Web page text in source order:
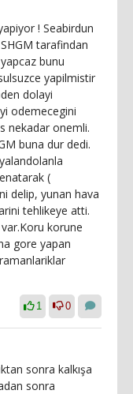
! Seabirdun
tarafindan
bunu
yapilmistir
dolayi
odemecegini
nekadar onemli.
buna dur dedi.
(
delip, yunan hava
tehlikeye atti.
korune
gore yapan
1 0
sonra kalkışa
sonra